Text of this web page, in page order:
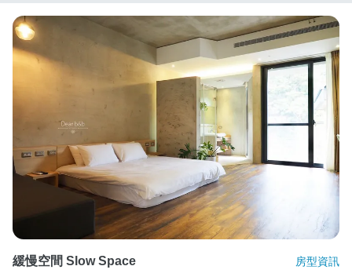
緩慢空間 Slow Space 房型資訊